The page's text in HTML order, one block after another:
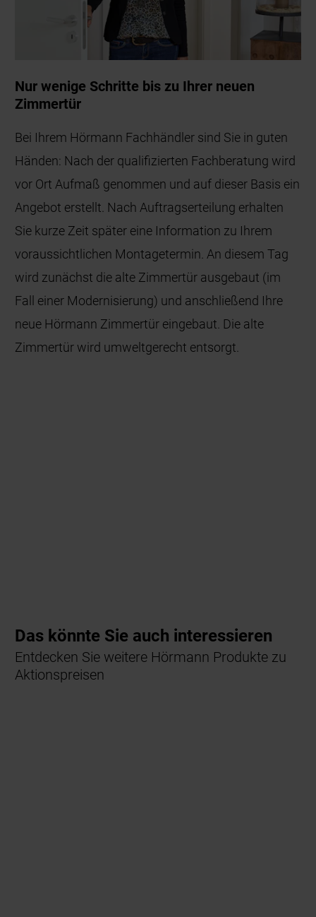
Nur wenige Schritte bis zu Ihrer neuen
Zimmertür
Bei Ihrem Hörmann Fachhändler sind Sie in guten
Händen: Nach der qualifizierten Fachberatung wird
vor Ort Aufmaß genommen und auf dieser Basis ein
Angebot erstellt. Nach Auftragserteilung erhalten
Sie kurze Zeit später eine Information zu Ihrem
voraussichtlichen Montagetermin. An diesem Tag
wird zunächst die alte Zimmertür ausgebaut (im
Fall einer Modernisierung) und anschließend Ihre
neue Hörmann Zimmertür eingebaut. Die alte
Zimmertür wird umweltgerecht entsorgt.
Das könnte Sie auch interessieren
Entdecken Sie weitere Hörmann Produkte zu
Aktionspreisen